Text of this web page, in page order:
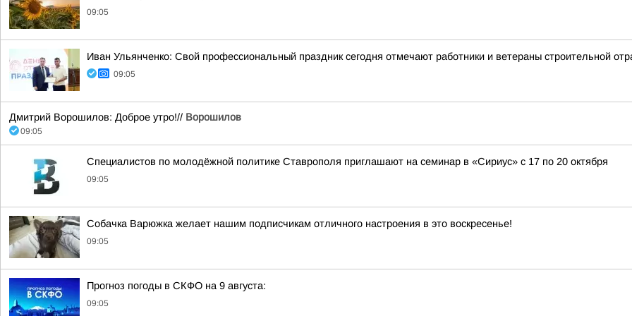
09:05
Иван Ульянченко: Свой профессиональный праздник сегодня отмечают работники и ветераны строительной
09:05
Дмитрий Ворошилов: Доброе утро!// Ворошилов
09:05
Специалистов по молодёжной политике Ставрополя приглашают на семинар в «Сириус» с 17 по 20 октября
09:05
Собачка Варюжка желает нашим подписчикам отличного настроения в это воскресенье!
09:05
Прогноз погоды в СКФО на 9 августа:
09:05